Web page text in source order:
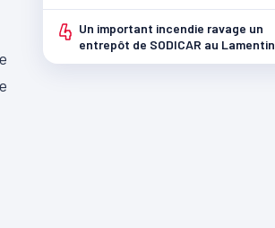
4 Un important incendie ravage un
entrepôt de SODICAR au Lamentin